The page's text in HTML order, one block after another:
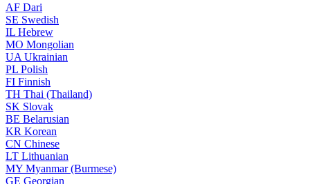
AF Dari
SE Swedish
IL Hebrew
MO Mongolian
UA Ukrainian
PL Polish
FI Finnish
TH Thai (Thailand)
SK Slovak
BE Belarusian
KR Korean
CN Chinese
LT Lithuanian
MY Myanmar (Burmese)
GE Georgian